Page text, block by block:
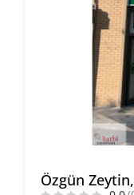
Özgün